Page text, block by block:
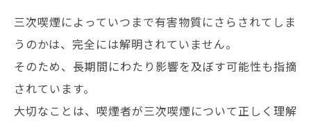
三次喫煙によっていつまで有害物質にさらされてしま
うのかは、完全には解明されていません。
そのため、長期間にわたり影響を及ぼす可能性も指摘
されています。
大切なことは、喫煙者が三次喫煙について正しく理解